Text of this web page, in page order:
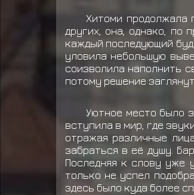
Хитоми продолжала
других, она, однако, по
каждый последующий
уловила небольшую
соизволила наполнить
потому решение
Уютное место было
вступила в мир, где
отражая различные
забраться в её душу.
Последняя к слову уже
только не успел
здесь было куда более